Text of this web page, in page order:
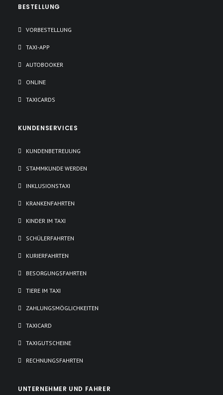
BESTELLUNG
VORBESTELLUNG
TAXI-APP
AUTOBOOKER
ONLINE
TAXICARDS
KUNDENSERVICES
KUNDENBETREUUNG
STAMMKUNDE WERDEN
INKLUSIONSTAXI
KRANKENFAHRTEN
KINDER IM TAXI
SCHÜLERFAHRTEN
KURIERFAHRTEN
BESORGUNGSFAHRTEN
TIERE IM TAXI
ZAHLUNGSMÖGLICHKEITEN
TAXICARD
TAXIGUTSCHEINE
RECHNUNGSFAHRTEN
UNTERNEHMER UND FAHRER